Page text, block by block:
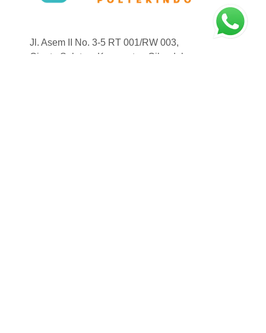
Jl. Asem II No. 3-5 RT 001/RW 003,
Cipete Selatan, Kecamatan Cilandak,